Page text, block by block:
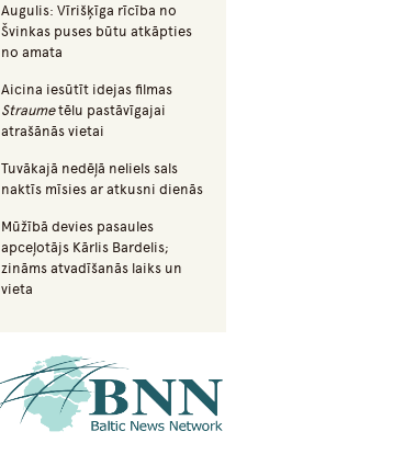
Augulis: Vīrišķīga rīcība no
Švinkas puses būtu atkāpties
no amata
Aicina iesūtīt idejas filmas
Straumetēlu pastāvīgajai
atrašānās vietai
Tuvākajā nedēļā neliels sals
naktīs mīsies ar atkusni dienās
Mūžībā devies pasaules
apceļotājs Kārlis Bardelis;
zināms atvadīšanās laiks un
vieta